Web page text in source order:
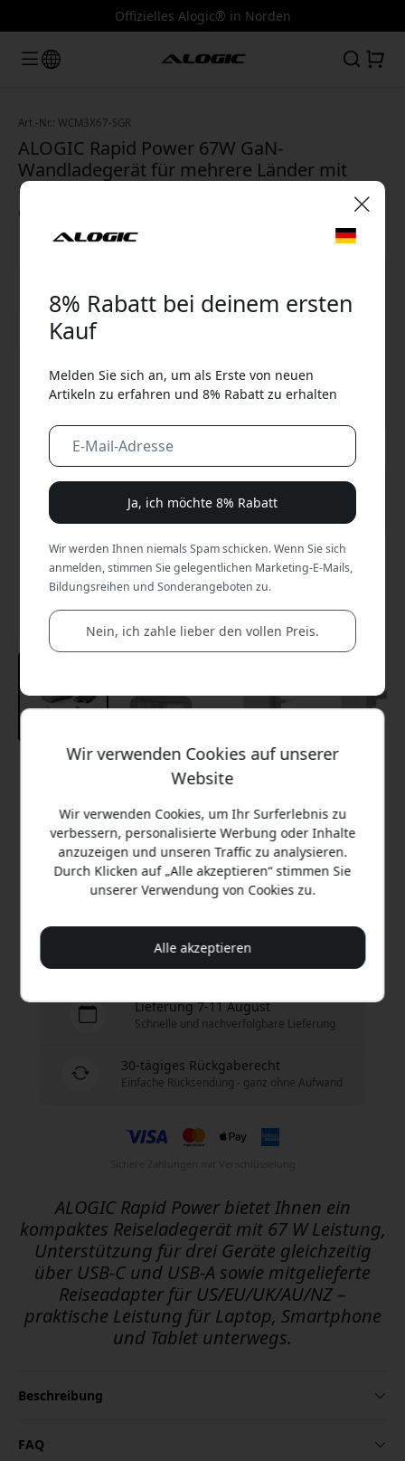
Offizielles Alogic® in Norden
Art.-Nr.: WCM3X67-SGR
ALOGIC Rapid Power 67W GaN-
Wandladegerät für mehrere Länder mit
USB-C, USB-A und 2 m USB-C-Kabel - Space
Grau
Empfohlener Preis
89.99 EUR
Jetzt kaufen
Auf Lager - versandbereit
Versand 9.99 EUR in Deutschland
Lieferung 7-11 August
Schnelle und nachverfolgbare Lieferung
30-tägiges Rückgaberecht
Einfache Rücksendung - ganz ohne Aufwand
ALOGIC Rapid Power bietet Ihnen ein
kompaktes Reiseladegerät mit 67 W Leistung,
Unterstützung für drei Geräte gleichzeitig
über USB-C und USB-A sowie mitgelieferte
Reiseadapter für US/EU/UK/AU/NZ –
praktische Leistung für Laptop, Smartphone
und Tablet unterwegs.
Beschreibung
FAQ
Wir verwenden Cookies auf unserer
Website
Wir verwenden Cookies, um Ihr Surferlebnis zu
verbessern, personalisierte Werbung oder Inhalte
anzuzeigen und unseren Traffic zu analysieren.
Durch Klicken auf „Alle akzeptieren“ stimmen Sie
unserer Verwendung von Cookies zu.
Alle akzeptieren
8% Rabatt bei deinem ersten
Kauf
Melden Sie sich an, um als Erste von neuen
Artikeln zu erfahren und 8% Rabatt zu erhalten
Ja, ich möchte 8% Rabatt
Wir werden Ihnen niemals Spam schicken. Wenn Sie sich
anmelden, stimmen Sie gelegentlichen Marketing-E-Mails,
Bildungsreihen und Sonderangeboten zu.
Nein, ich zahle lieber den vollen Preis.
🎉 Dein Rabattcode:
Verwende diesen Code an der Kasse, um 8%
Rabatt zu erhalten.